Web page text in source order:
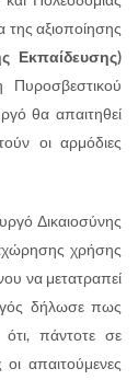
της αξιοποίησης
Εκπαίδευσης)
θα απαιτηθεί
οι αρμόδιες
Δικαιοσύνης
χρήσης
να μετατραπεί
δήλωσε πως
ότι, πάντοτε σε
απαιτούμενες